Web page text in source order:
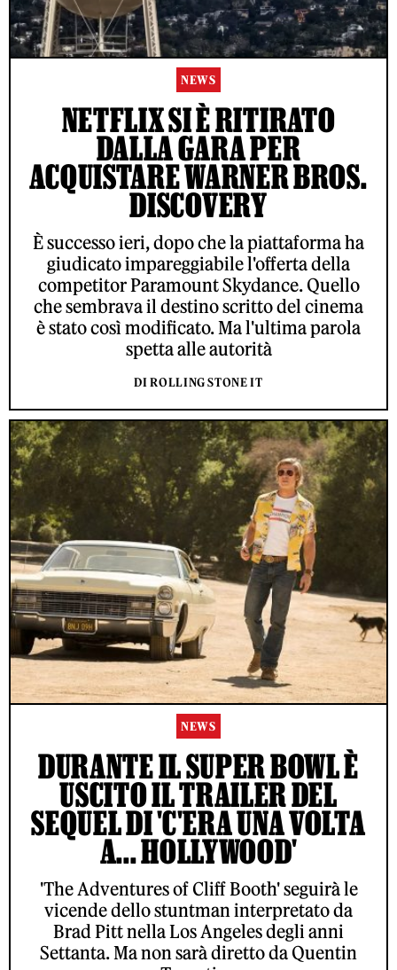
NEWS
NETFLIX SI È RITIRATO
DALLA GARA PER
ACQUISTARE WARNER BROS.
DISCOVERY
È successo ieri, dopo che la piattaforma ha
giudicato impareggiabile l'offerta della
competitor Paramount Skydance. Quello
che sembrava il destino scritto del cinema
è stato così modificato. Ma l'ultima parola
spetta alle autorità
DI ROLLING STONE IT
NEWS
DURANTE IL SUPER BOWL È
USCITO IL TRAILER DEL
SEQUEL DI 'C'ERA UNA VOLTA
A... HOLLYWOOD'
'The Adventures of Cliff Booth' seguirà le
vicende dello stuntman interpretato da
Brad Pitt nella Los Angeles degli anni
Settanta. Ma non sarà diretto da Quentin